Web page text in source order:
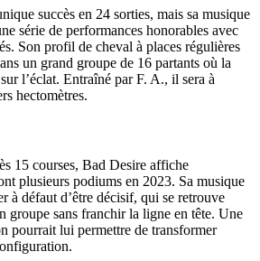
succès en 24 sorties, mais sa musique
série de performances honorables avec
Son profil de cheval à places régulières
un grand groupe de 16 partants où la
l’éclat. Entraîné par F. A., il sera à
hectomètres.
15 courses, Bad Desire affiche
plusieurs podiums en 2023. Sa musique
à défaut d’être décisif, qui se retrouve
groupe sans franchir la ligne en tête. Une
pourrait lui permettre de transformer